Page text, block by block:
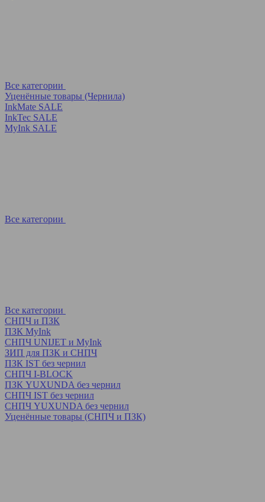
Все категории
Уценённые товары (Чернила)
InkMate SALE
InkTec SALE
MyInk SALE
Все категории
Все категории
СНПЧ и ПЗК
ПЗК MyInk
СНПЧ UNIJET и MyInk
ЗИП для ПЗК и СНПЧ
ПЗК IST без чернил
СНПЧ I-BLOCK
ПЗК YUXUNDA без чернил
СНПЧ IST без чернил
СНПЧ YUXUNDA без чернил
Уценённые товары (СНПЧ и ПЗК)